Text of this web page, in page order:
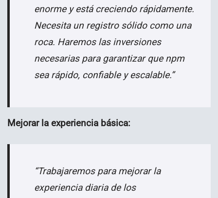
enorme y está creciendo rápidamente.
Necesita un registro sólido como una
roca. Haremos las inversiones
necesarias para garantizar que npm
sea rápido, confiable y escalable.”
Mejorar la experiencia básica:
“Trabajaremos para mejorar la
experiencia diaria de los